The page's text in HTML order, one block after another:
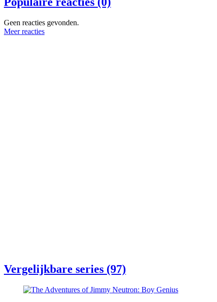
Geen reacties gevonden.
Meer reacties
Vergelijkbare series (97)